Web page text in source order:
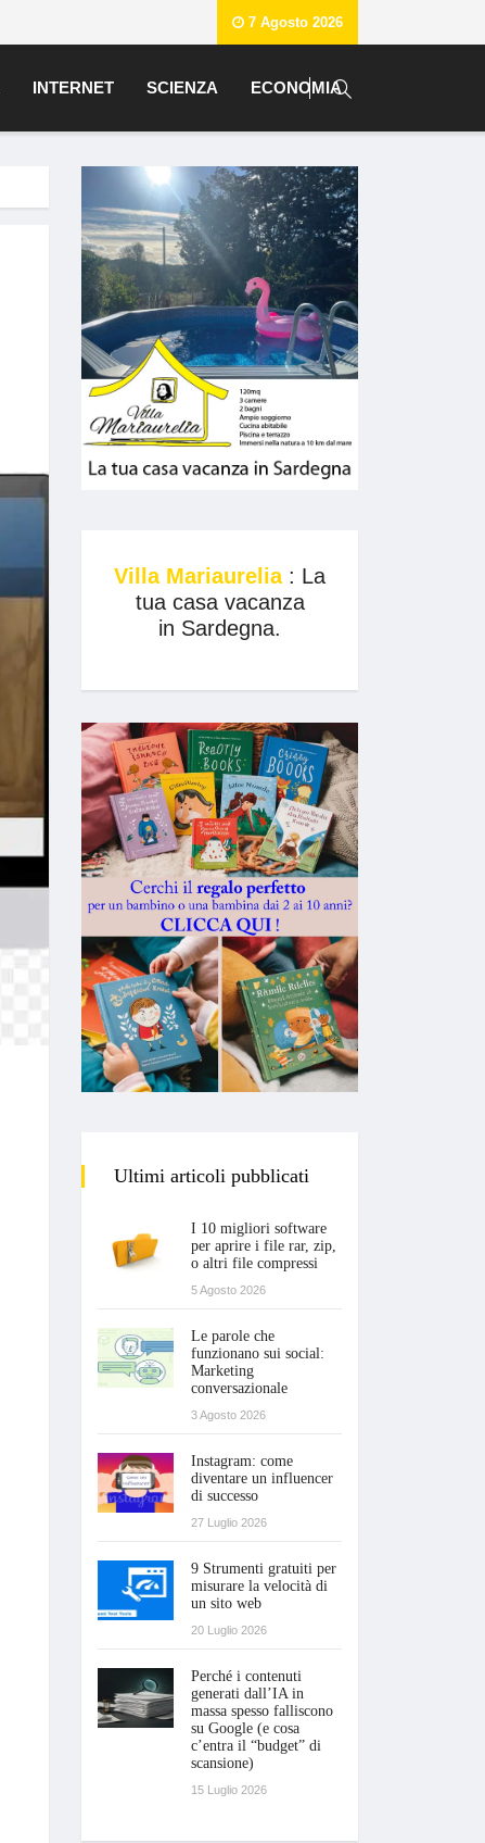
7 Agosto 2026
INTERNET SCIENZA ECONOMIA
Villa Mariaurelia : La
tua casa vacanza
in Sardegna.
Ultimi articoli pubblicati
I 10 migliori software
per aprire i file rar, zip,
o altri file compressi
5 Agosto 2026
Le parole che
funzionano sui social:
Marketing
conversazionale
3 Agosto 2026
Instagram: come
diventare un influencer
di successo
27 Luglio 2026
9 Strumenti gratuiti per
misurare la velocità di
un sito web
20 Luglio 2026
Perché i contenuti
generati dall’IA in
massa spesso falliscono
su Google (e cosa
c’entra il “budget” di
scansione)
15 Luglio 2026